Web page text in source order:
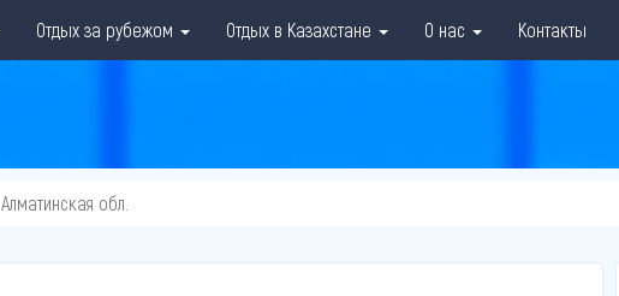
Отдых за рубежом Отдых в Казахстане О нас Контакты
Алматинская обл.